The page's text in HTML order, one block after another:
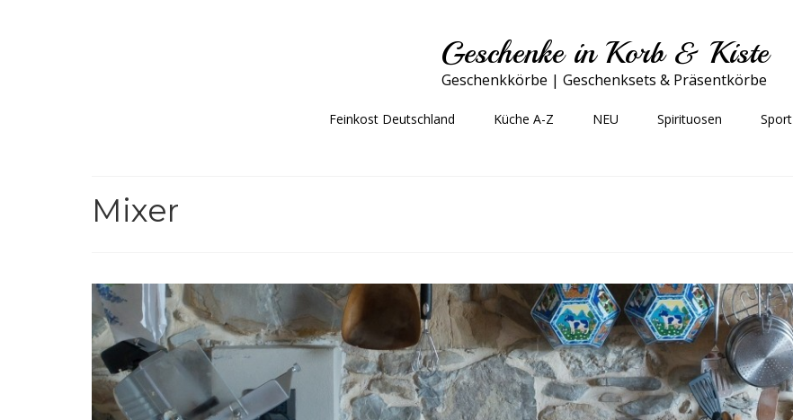
Geschenke in Korb & Kiste
Geschenkkörbe | Geschenksets & Präsentkörbe
Feinkost Deutschland Küche A-Z NEU Spirituosen Sport
Mixer